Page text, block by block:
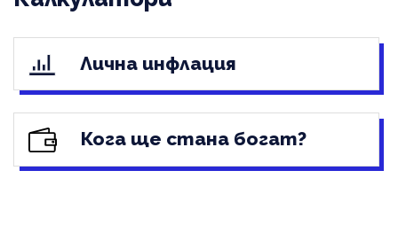
Лична инфлация
Кога ще стана богат?